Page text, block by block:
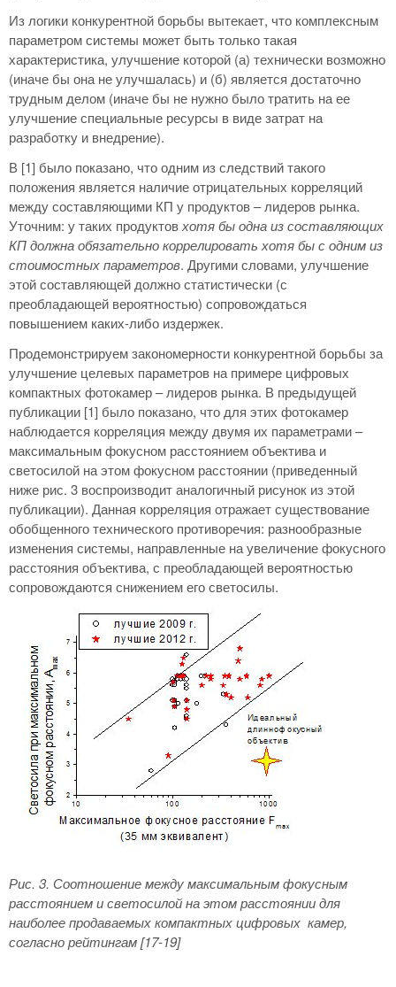
Из логики конкурентной борьбы вытекает, что комплексным
параметром системы может быть только такая
характеристика, улучшение которой (а) технически возможно
(иначе бы она не улучшалась) и (б) является достаточно
трудным делом (иначе бы не нужно было тратить на ее
улучшение специальные ресурсы в виде затрат на
разработку и внедрение).
В [1] было показано, что одним из следствий такого
положения является наличие отрицательных корреляций
между составляющими КП у продуктов – лидеров рынка.
Уточним: у таких продуктовхотя бы одна из составляющих
КП должна обязательно коррелировать хотя бы с одним из
стоимостных параметров. Другими словами, улучшение
этой составляющей должно статистически (с
преобладающей вероятностью) сопровождаться
повышением каких-либо издержек.
Продемонстрируем закономерности конкурентной борьбы за
улучшение целевых параметров на примере цифровых
компактных фотокамер – лидеров рынка. В предыдущей
публикации [1] было показано, что для этих фотокамер
наблюдается корреляция между двумя их параметрами –
максимальным фокусном расстоянием объектива и
светосилой на этом фокусном расстоянии (приведенный
ниже рис. 3 воспроизводит аналогичный рисунок из этой
публикации). Данная корреляция отражает существование
обобщенного технического противоречия: разнообразные
изменения системы, направленные на увеличение фокусного
расстояния объектива, с преобладающей вероятностью
сопровождаются снижением его светосилы.
Рис. 3. Соотношение между максимальным фокусным
расстоянием и светосилой на этом расстоянии для
наиболее продаваемых компактных цифровых камер,
согласно рейтингам[17-19]